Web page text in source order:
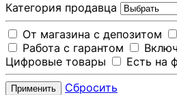
Категория продавца
От магазина с депозитом
Работа с гарантом
Цифровые товары
Есть на
Применить Сбросить